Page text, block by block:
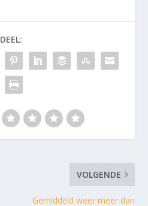
DEEL:
VOLGENDE
Gemiddeld weer meer dan